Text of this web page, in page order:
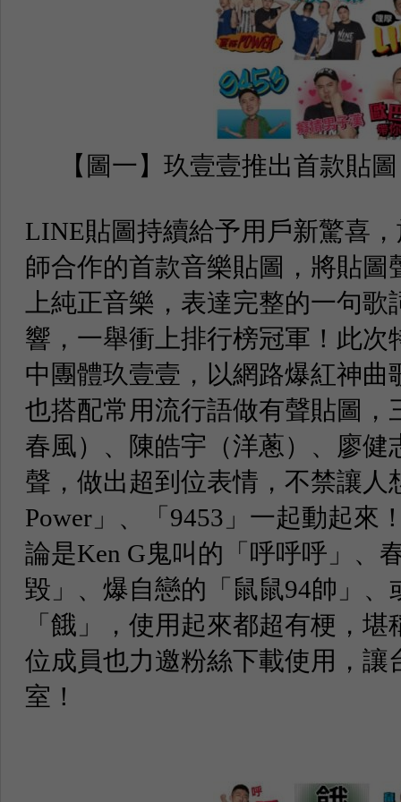
【圖一】玖壹壹推出首款貼
LINE貼圖持續給予用戶新驚喜
師合作的首款音樂貼圖，將貼圖
上純正音樂，表達完整的一句
響，一舉衝上排行榜冠軍！此次
中團體玖壹壹，以網路爆紅神曲
也搭配常用流行語做有聲貼圖，
春風）、陳皓宇（洋蔥）、廖健
聲，做出超到位表情，不禁讓人
Power」、「9453」一起動起來
論是Ken G鬼叫的「呼呼呼」、
毀」、爆自戀的「鼠鼠94帥」、
「餓」，使用起來都超有梗，
位成員也力邀粉絲下載使用，讓
室！